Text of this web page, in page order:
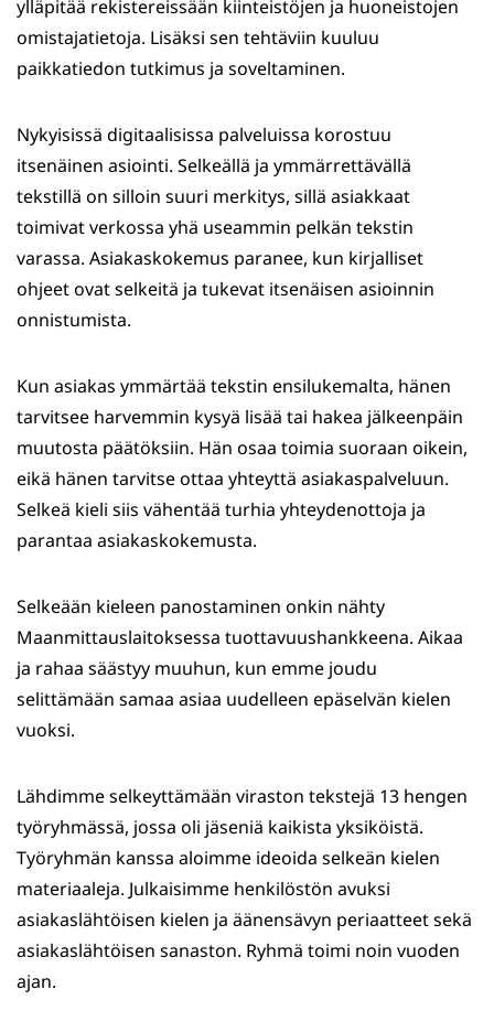
ylläpitää rekistereissään kiinteistöjen ja huoneistojen
omistajatietoja. Lisäksi sen tehtäviin kuuluu
paikkatiedon tutkimus ja soveltaminen.
Nykyisissä digitaalisissa palveluissa korostuu
itsenäinen asiointi. Selkeällä ja ymmärrettävällä
tekstillä on silloin suuri merkitys, sillä asiakkaat
toimivat verkossa yhä useammin pelkän tekstin
varassa. Asiakaskokemus paranee, kun kirjalliset
ohjeet ovat selkeitä ja tukevat itsenäisen asioinnin
onnistumista.
Kun asiakas ymmärtää tekstin ensilukemalta, hänen
tarvitsee harvemmin kysyä lisää tai hakea jälkeenpäin
muutosta päätöksiin. Hän osaa toimia suoraan oikein,
eikä hänen tarvitse ottaa yhteyttä asiakaspalveluun.
Selkeä kieli siis vähentää turhia yhteydenottoja ja
parantaa asiakaskokemusta.
Selkeään kieleen panostaminen onkin nähty
Maanmittauslaitoksessa tuottavuushankkeena. Aikaa
ja rahaa säästyy muuhun, kun emme joudu
selittämään samaa asiaa uudelleen epäselvän kielen
vuoksi.
Lähdimme selkeyttämään viraston tekstejä 13 hengen
työryhmässä, jossa oli jäseniä kaikista yksiköistä.
Työryhmän kanssa aloimme ideoida selkeän kielen
materiaaleja. Julkaisimme henkilöstön avuksi
asiakaslähtöisen kielen ja äänensävyn periaatteet sekä
asiakaslähtöisen sanaston. Ryhmä toimi noin vuoden
ajan.